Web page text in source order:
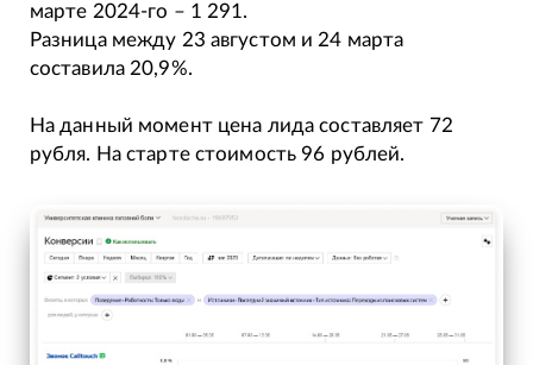
марте 2024-го – 1 291.
Разница между 23 августом и 24 марта
составила 20,9%.
На данный момент цена лида составляет 72
рубля. На старте стоимость 96 рублей.